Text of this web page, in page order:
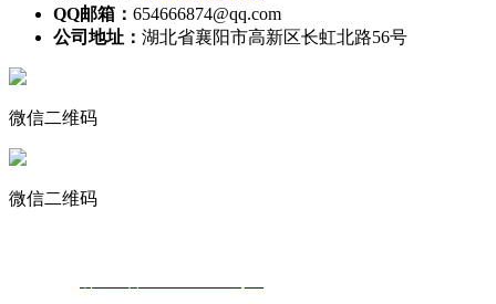
QQ邮箱： 654666874@qq.com
公司地址： 湖北省襄阳市高新区长虹北路56号
微信二维码
微信二维码